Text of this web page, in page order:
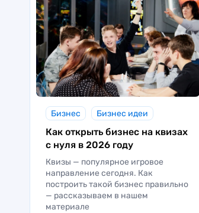
Бизнес Бизнес идеи
Как открыть бизнес на квизах
с нуля в 2026 году
Квизы — популярное игровое
направление сегодня. Как
построить такой бизнес правильно
— рассказываем в нашем
материале